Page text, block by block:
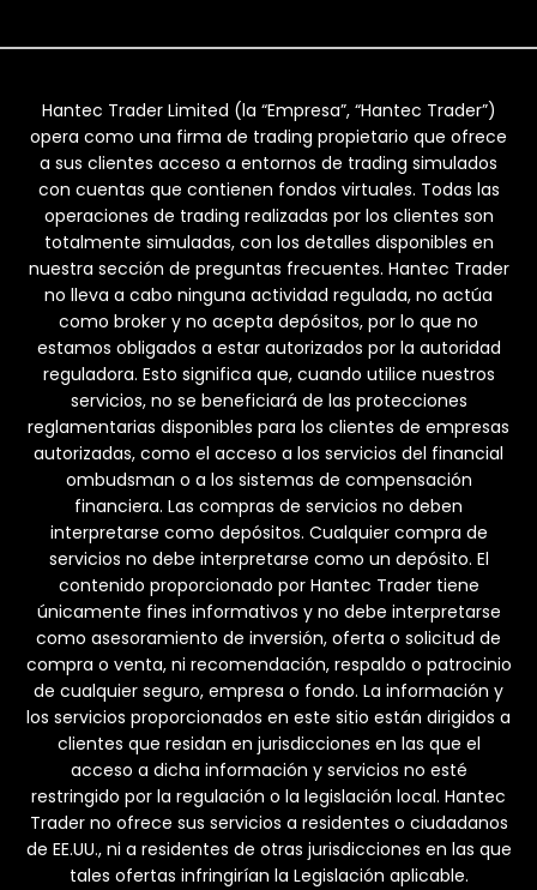
Hantec Trader Limited (la “Empresa”, “Hantec Trader”)
opera como una firma de trading propietario que ofrece
a sus clientes acceso a entornos de trading simulados
con cuentas que contienen fondos virtuales. Todas las
operaciones de trading realizadas por los clientes son
totalmente simuladas, con los detalles disponibles en
nuestra sección de preguntas frecuentes. Hantec Trader
no lleva a cabo ninguna actividad regulada, no actúa
como broker y no acepta depósitos, por lo que no
estamos obligados a estar autorizados por la autoridad
reguladora. Esto significa que, cuando utilice nuestros
servicios, no se beneficiará de las protecciones
reglamentarias disponibles para los clientes de empresas
autorizadas, como el acceso a los servicios del financial
ombudsman o a los sistemas de compensación
financiera. Las compras de servicios no deben
interpretarse como depósitos. Cualquier compra de
servicios no debe interpretarse como un depósito. El
contenido proporcionado por Hantec Trader tiene
únicamente fines informativos y no debe interpretarse
como asesoramiento de inversión, oferta o solicitud de
compra o venta, ni recomendación, respaldo o patrocinio
de cualquier seguro, empresa o fondo. La información y
los servicios proporcionados en este sitio están dirigidos a
clientes que residan en jurisdicciones en las que el
acceso a dicha información y servicios no esté
restringido por la regulación o la legislación local. Hantec
Trader no ofrece sus servicios a residentes o ciudadanos
de EE.UU., ni a residentes de otras jurisdicciones en las que
tales ofertas infringirían la Legislación aplicable.